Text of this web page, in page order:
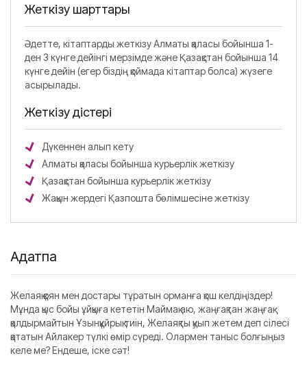
Жеткізу шарттары
Әдетте, кітаптарды жеткізу Алматы қаласы бойынша 1-
ден 3 күнге дейінгі мерзімде және Қазақстан бойынша 14
күнге дейін (егер біздің қоймада кітаптар болса) жүзеге
асырылады.
Жеткізу әдістері
Дүкеннен алып кету
Алматы қаласы бойынша курьерлік жеткізу
Қазақстан бойынша курьерлік жеткізу
Жақын жердегі Қазпошта бөлімшесіне жеткізу
Аңдатпа
Желаяқ қоян мен достары тұратын орманға қош келдіңіздер!
Мұнда қыс бойы ұйқыға кететін Маймақ аю, жаңғақтан жаңғақ
қалдырмайтын Ұзынқұйрық тиін, Желаяқты қуып жетем деп сілесі
қататын Айлакер түлкі өмір сүреді. Олармен таныс болғыңыз
келе ме? Ендеше, іске сәт!